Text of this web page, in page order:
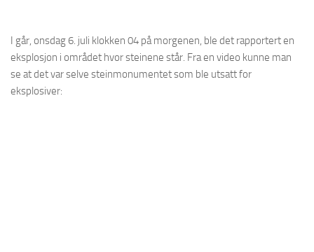
I går, onsdag 6. juli klokken 04 på morgenen, ble det rapportert en
eksplosjon i området hvor steinene står. Fra en video kunne man
se at det var selve steinmonumentet som ble utsatt for
eksplosiver: